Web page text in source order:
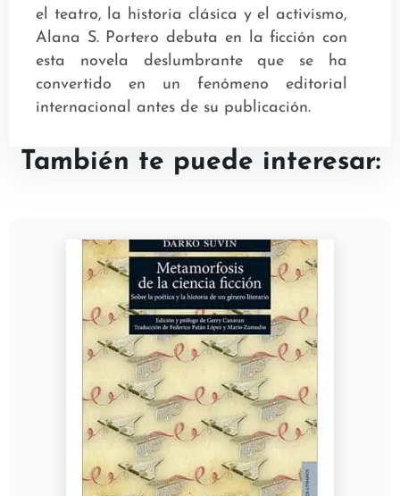
el teatro, la historia clásica y el activismo,
Alana S. Portero debuta en la ficción con
esta novela deslumbrante que se ha
convertido en un fenómeno editorial
internacional antes de su publicación.
También te puede interesar: